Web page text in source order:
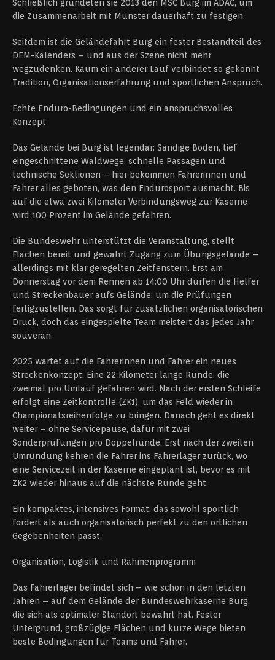
Schließlich gründeten sie 2013 den MSC Burg im ADAC, um
die Zusammenarbeit mit Munster dauerhaft zu festigen.
Seitdem ist die Geländefahrt Burg ein fester Bestandteil des
DEM-Kalenders – und aus der Szene nicht mehr
wegzudenken. Kaum ein anderer Lauf verbindet so gekonnt
Tradition, Organisationserfahrung und sportlichen Anspruch.
Echte Enduro-Bedingungen und ein anspruchsvolles
Konzept
Das Gelände bei Burg ist legendär: Sandige Böden, tief
eingeschnittene Waldwege, schnelle Passagen und
technische Sektionen – hier bekommen Fahrerinnen und
Fahrer alles geboten, was den Endurosport ausmacht. Bis
auf die etwa zwei Kilometer Verbindungsweg zur Kaserne
wird 100 Prozent im Gelände gefahren.
Die Bundeswehr unterstützt die Veranstaltung, stellt
Flächen bereit und gewährt Zugang zum Übungsgelände –
allerdings mit klar geregelten Zeitfenstern. Erst am
Donnerstag vor dem Rennen ab 14:00 Uhr dürfen die Helfer
und Streckenbauer aufs Gelände, um die Prüfungen
fertigzustellen. Das sorgt für zusätzlichen organisatorischen
Druck, doch das eingespielte Team meistert das jedes Jahr
souverän.
2025 wartet auf die Fahrerinnen und Fahrer ein neues
Streckenkonzept: Eine 22 Kilometer lange Runde, die
zweimal pro Umlauf gefahren wird. Nach der ersten Schleife
erfolgt eine Zeitkontrolle (ZK1), um das Feld wieder in
Championatsreihenfolge zu bringen. Danach geht es direkt
weiter – ohne Servicepause, dafür mit zwei
Sonderprüfungen pro Doppelrunde. Erst nach der zweiten
Umrundung kehren die Fahrer ins Fahrerlager zurück, wo
eine Servicezeit in der Kaserne eingeplant ist, bevor es mit
ZK2 wieder hinaus auf die nächste Runde geht.
Ein kompaktes, intensives Format, das sowohl sportlich
fordert als auch organisatorisch perfekt zu den örtlichen
Gegebenheiten passt.
Organisation, Logistik und Rahmenprogramm
Das Fahrerlager befindet sich – wie schon in den letzten
Jahren – auf dem Gelände der Bundeswehrkaserne Burg,
die sich als optimaler Standort bewährt hat. Fester
Untergrund, großzügige Flächen und kurze Wege bieten
beste Bedingungen für Teams und Fahrer.